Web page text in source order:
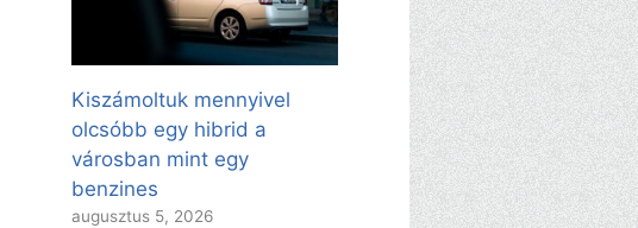
Kiszámoltuk mennyivel
olcsóbb egy hibrid a
városban mint egy
benzines
augusztus 5, 2026